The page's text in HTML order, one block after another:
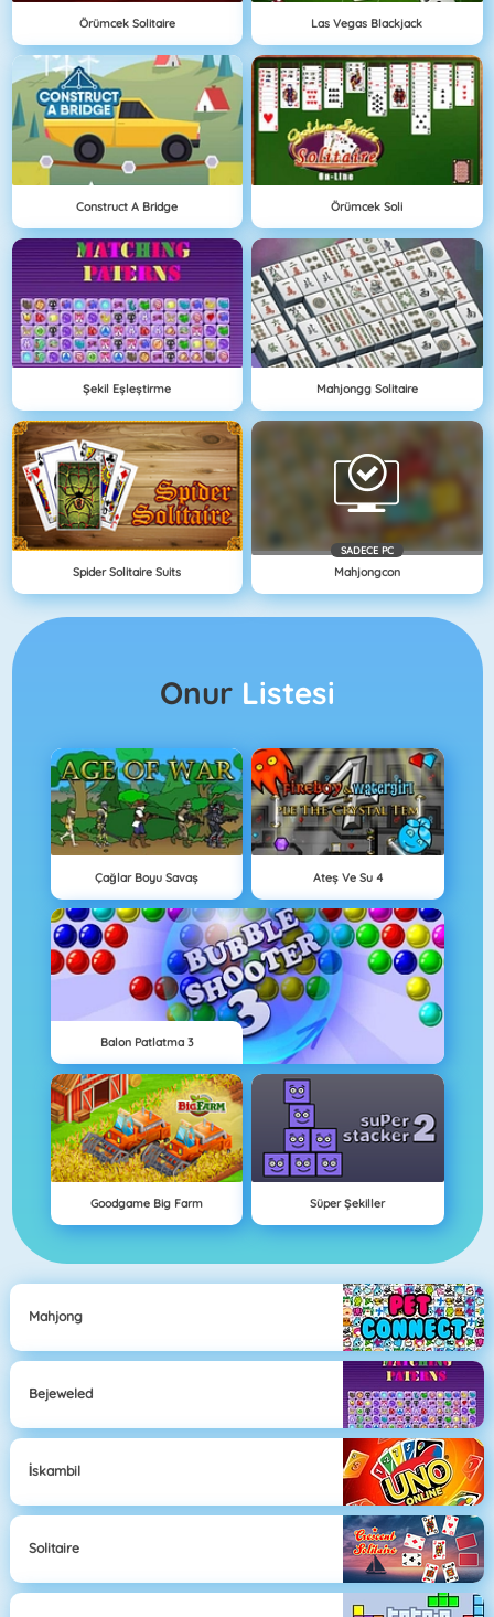
Örümcek Solitaire Las Vegas Blackjack
Construct A Bridge Örümcek Soli
Şekil Eşleştirme Mahjongg Solitaire
Spider Solitaire Suits
SADECE PC
Mahjongcon
Onur Listesi
Çağlar Boyu Savaş Ateş Ve Su 4
Balon Patlatma 3
Goodgame Big Farm Süper Şekiller
Mahjong
Bejeweled
İskambil
Solitaire